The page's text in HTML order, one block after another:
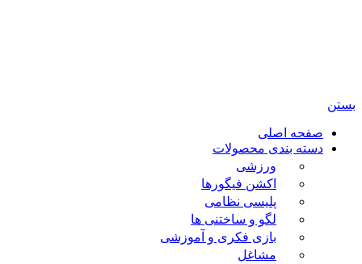
بستن
صفحه اصلی
دسته بندی محصولات
ورزشی
اکشن فیگورها
پلیسی نظامی
لگو و ساختنی ها
بازی فکری و آموزشی
مشاغل